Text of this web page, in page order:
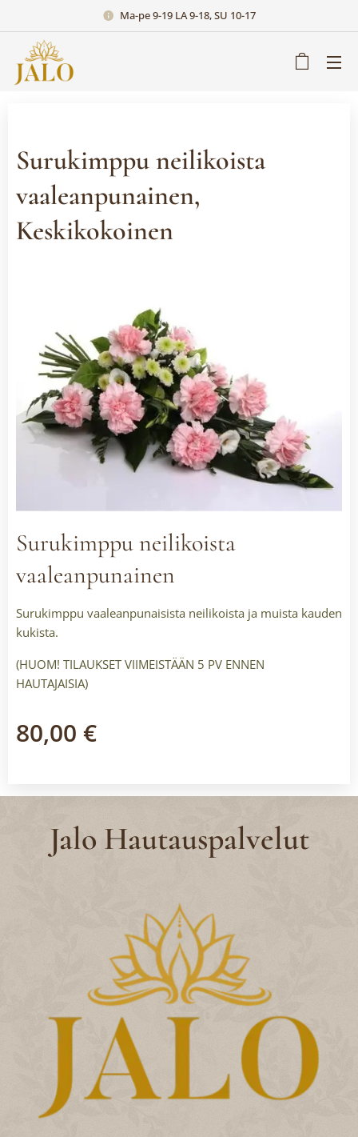
Ma-pe 9-19 LA 9-18, SU 10-17
Surukimppu neilikoista
vaaleanpunainen,
Keskikokoinen
Surukimppu neilikoista
vaaleanpunainen
Surukimppu vaaleanpunaisista neilikoista ja muista kauden
kukista.
(HUOM! TILAUKSET VIIMEISTÄÄN 5 PV ENNEN
HAUTAJAISIA)
80,00 €
Jalo Hautauspalvelut